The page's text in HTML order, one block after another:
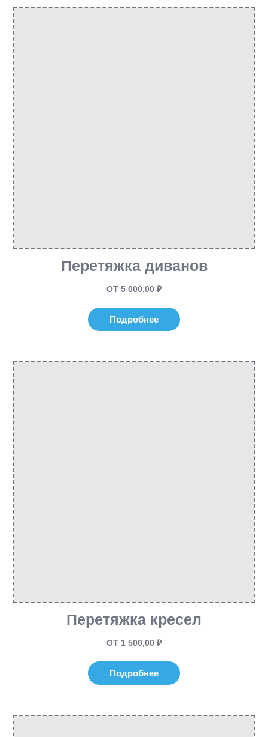
Перетяжка диванов
ОТ 5 000,00 ₽
Подробнее
Перетяжка кресел
ОТ 1 500,00 ₽
Подробнее